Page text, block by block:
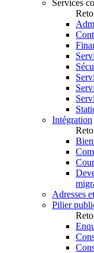
Services
Intégration
Adresses
Pilier